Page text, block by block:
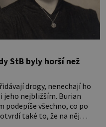
StB byly horší než
drogy, nenechají ho
jeho nejbližším. Burian
podepíše všechno, co po
také to, že na něj